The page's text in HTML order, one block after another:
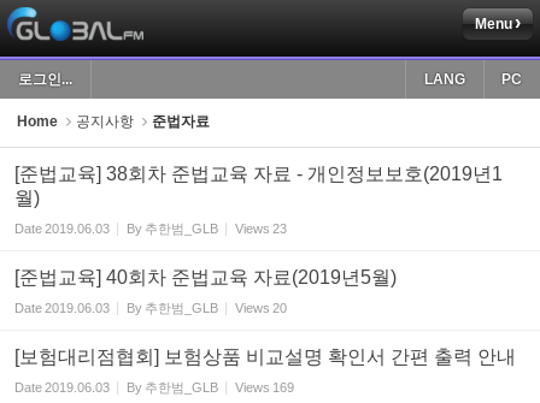
Menu
로그인... PC
LANG
Home 공지사항 준법자료
[준법교육] 38회차 준법교육 자료 - 개인정보보호(2019년1
월)
Date2019.06.03 By 추한범_GLB Views 23
[준법교육] 40회차 준법교육 자료(2019년5월)
Date2019.06.03 By 추한범_GLB Views 20
[보험대리점협회] 보험상품 비교설명 확인서 간편 출력 안내
Date2019.06.03 By 추한범_GLB Views 169
Sketchbook5, 스케치북5
Sketchbook5, 스케치북5